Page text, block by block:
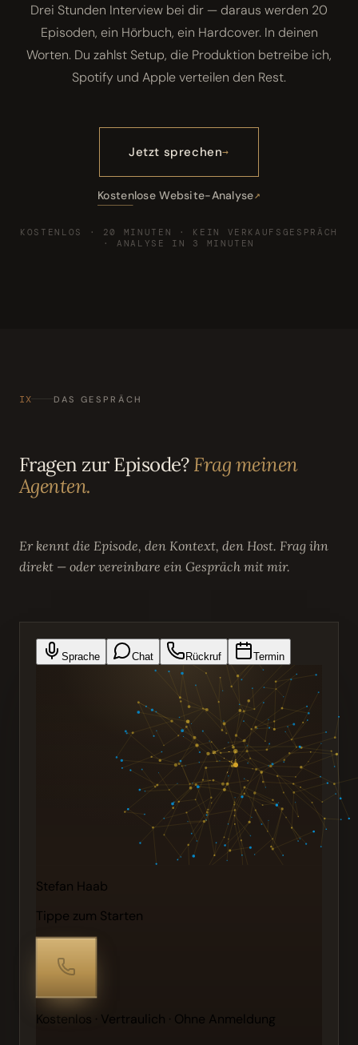
Drei Stunden Interview bei dir — daraus werden 20
Episoden, ein Hörbuch, ein Hardcover. In deinen
Worten. Du zahlst Setup, die Produktion betreibe ich,
Spotify und Apple verteilen den Rest.
Jetzt sprechen
Kostenlose Website-Analyse
KOSTENLOS · 20 MINUTEN · KEIN VERKAUFSGESPRÄCH
· ANALYSE IN 3 MINUTEN
IX DAS GESPRÄCH
Fragen zur Episode?Frag meinen
Agenten.
Er kennt die Episode, den Kontext, den Host. Frag ihn
direkt — oder vereinbare ein Gespräch mit mir.
Sprache Chat Rückruf Termin
Stefan Haab
Tippe zum Starten
Kostenlos · Vertraulich · Ohne Anmeldung